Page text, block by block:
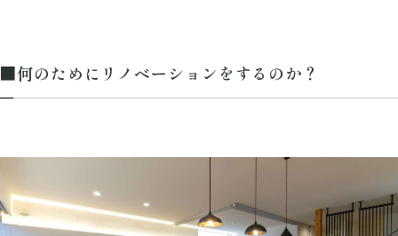
■何のためにリノベーションをするのか？